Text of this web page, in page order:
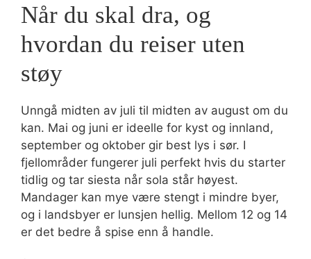
Når du skal dra, og
hvordan du reiser uten
støy
Unngå midten av juli til midten av august om du
kan. Mai og juni er ideelle for kyst og innland,
september og oktober gir best lys i sør. I
fjellområder fungerer juli perfekt hvis du starter
tidlig og tar siesta når sola står høyest.
Mandager kan mye være stengt i mindre byer,
og i landsbyer er lunsjen hellig. Mellom 12 og 14
er det bedre å spise enn å handle.